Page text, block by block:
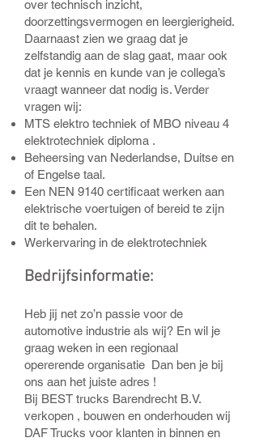
over technisch inzicht,
doorzettingsvermogen en leergierigheid.
Daarnaast zien we graag dat je
zelfstandig aan de slag gaat, maar ook
dat je kennis en kunde van je collega’s
vraagt wanneer dat nodig is. Verder
vragen wij:
MTS elektro techniek of MBO niveau 4
elektrotechniek diploma .
Beheersing van Nederlandse, Duitse en
of Engelse taal.
Een NEN 9140 certificaat werken aan
elektrische voertuigen of bereid te zijn
dit te behalen.
Werkervaring in de elektrotechniek
Bedrijfsinformatie:
Heb jij net zo’n passie voor de
automotive industrie als wij? En wil je
graag weken in een regionaal
opererende organisatie Dan ben je bij
ons aan het juiste adres !
Bij BEST trucks Barendrecht B.V.
verkopen , bouwen en onderhouden wij
DAF Trucks voor klanten in binnen en